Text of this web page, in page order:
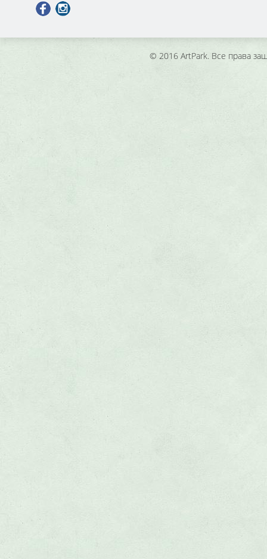
© 2016 ArtPark. Все права